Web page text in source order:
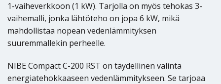
1-vaiheverkkoon (1 kW). Tarjolla on myös tehokas 3-
vaihemalli, jonka lähtöteho on jopa 6 kW, mikä
mahdollistaa nopean vedenlämmityksen
suuremmallekin perheelle.
NIBE Compact C-200 RST on täydellinen valinta
energiatehokkaaseen vedenlämmitykseen. Se tarjoaa